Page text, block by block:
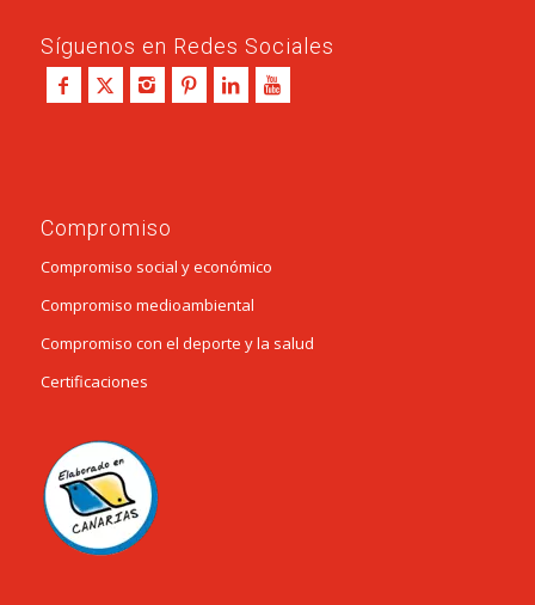
Síguenos en Redes Sociales
Compromiso
Compromiso social y económico
Compromiso medioambiental
Compromiso con el deporte y la salud
Certificaciones